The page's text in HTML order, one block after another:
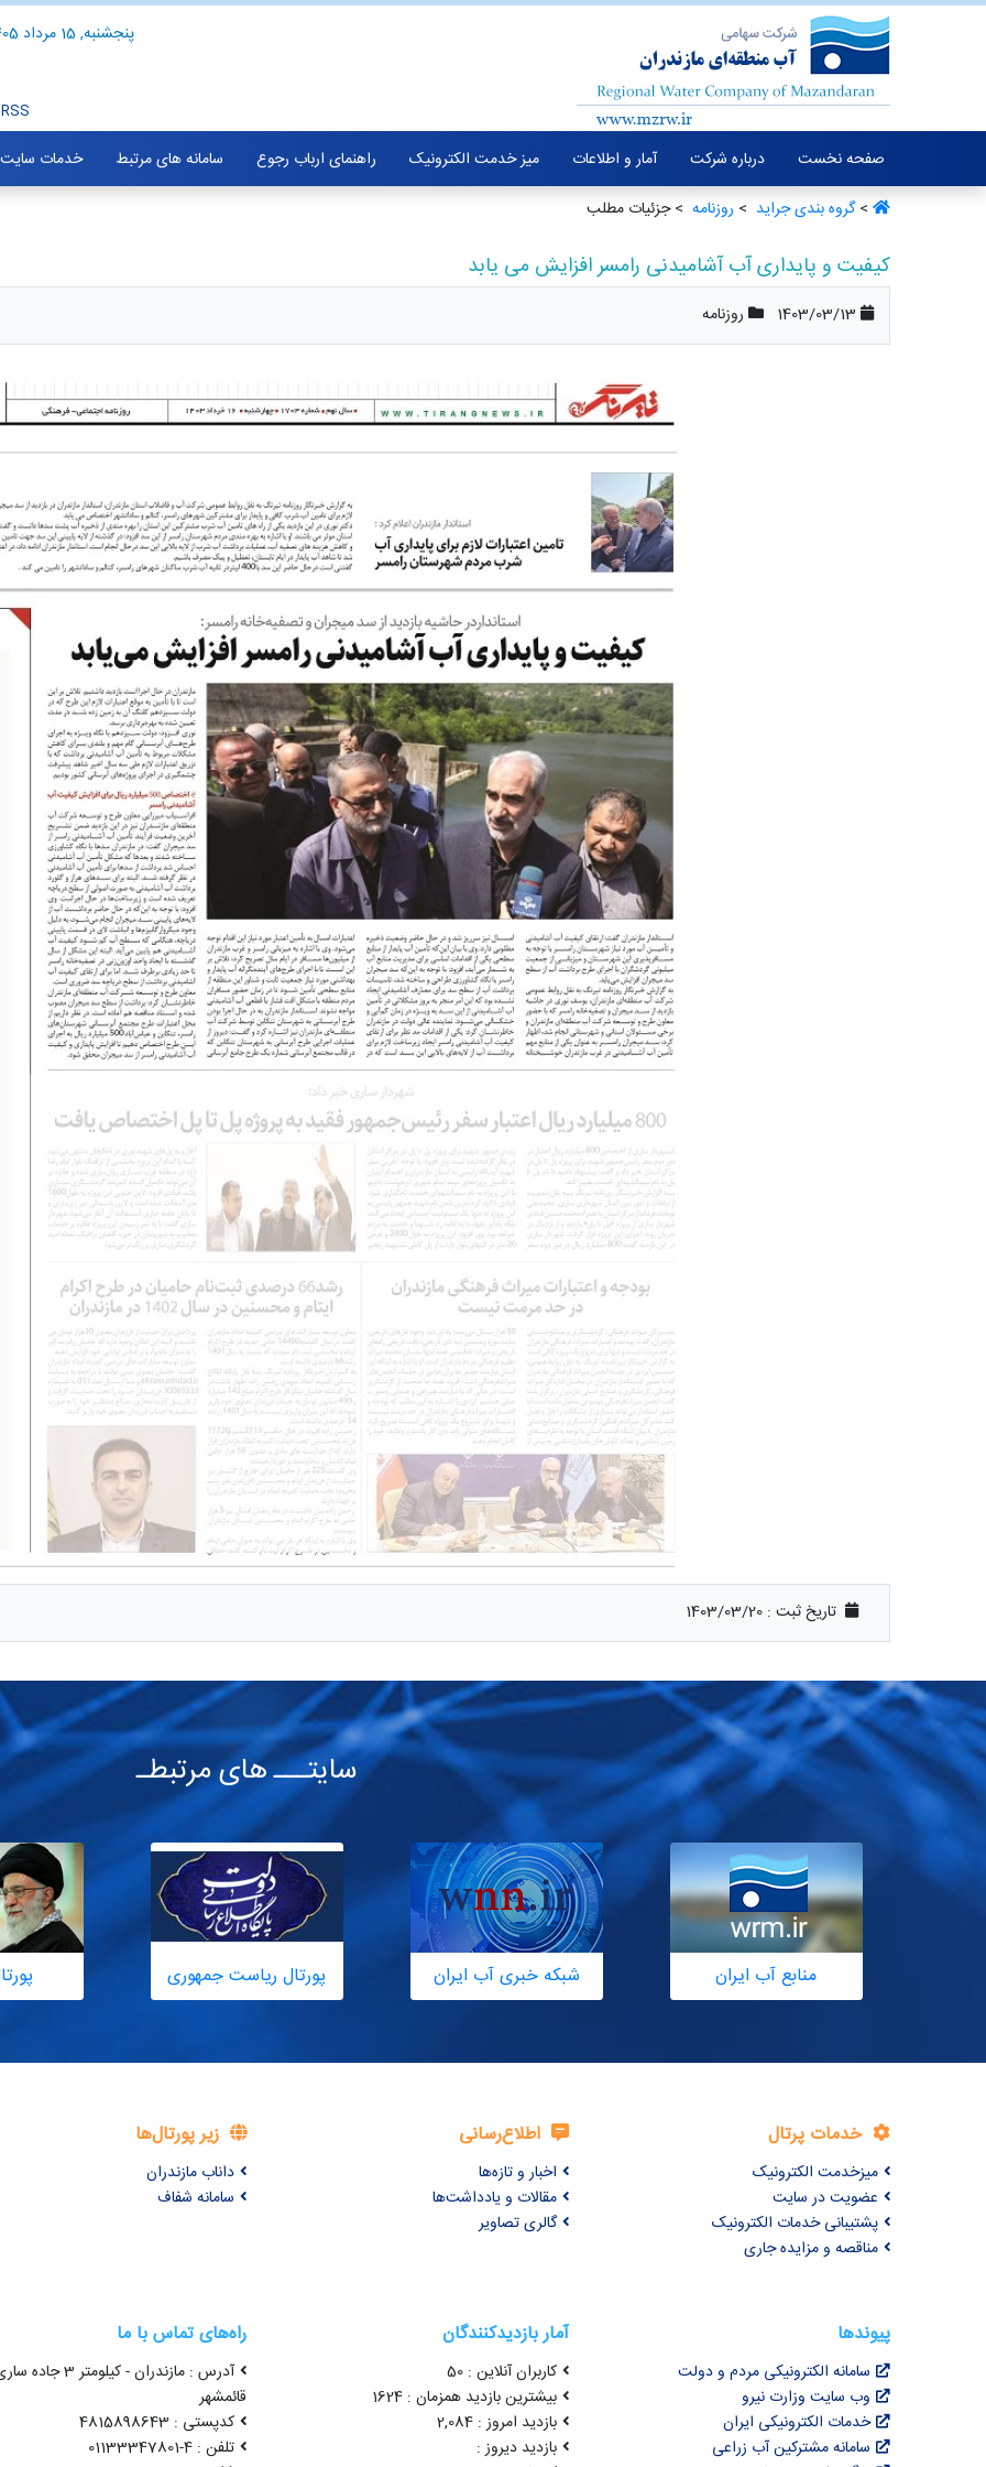
پنجشنبه, 15 مرداد 1405
RSS
صفحه نخست درباره شرکت آمار و اطلاعات میز خدمت الکترونیک راهنمای ارباب رجوع سامانه های مرتبط
خدمات سایت
>گروه بندی جراید ‏ > روزنامه ‏ > جزئیات مطلب
کیفیت و پایداری آب آشامیدنی رامسر افزایش می یابد
1403/03/13 روزنامه
تاریخ ثبت : 1403/03/20
سایتـــ های مرتبطـ
منابع آب ایران شبکه خبری آب ایران پورتال ریاست جمهوری
خدمات پرتال
میزخدمت الکترونیک
عضویت در سایت
پشتیبانی خدمات الکترونیک
مناقصه و مزایده جاری
اطلاع‌رسانی
اخبار و تازه‌ها
مقالات و یادداشت‌ها
گالری تصاویر
زیر پورتال‌ها
داناب مازندران
سامانه شفاف
پیوندها
سامانه الکترونیکی مردم و دولت
وب سایت وزارت نیرو
خدمات الکترونیکی ایران
سامانه مشترکین آب زراعی
آمار بازدیدکنندگان
کاربران آنلاین : 50
بیشترین بازدید همزمان : 1624
بازدید امروز : 2,084
بازدید دیروز :
راه‌های تماس با ما
آدرس : مازندران - کیلومتر 3
قائمشهر
کدپستی : 4815898643
تلفن : 4-01133347801